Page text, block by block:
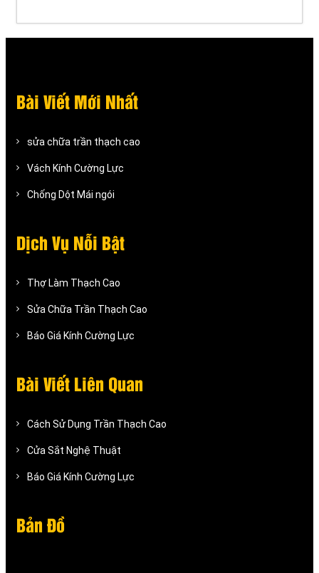
Bài Viết Mới Nhất
sửa chữa trần thạch cao
Vách Kính Cường Lực
Chống Dột Mái ngói
Dịch Vụ Nỗi Bật
Thợ Làm Thạch Cao
Sửa Chữa Trần Thạch Cao
Báo Giá Kính Cường Lực
Bài Viết Liên Quan
Cách Sử Dụng Trần Thạch Cao
Cửa Sắt Nghệ Thuật
Báo Giá Kính Cường Lực
Bản Đồ